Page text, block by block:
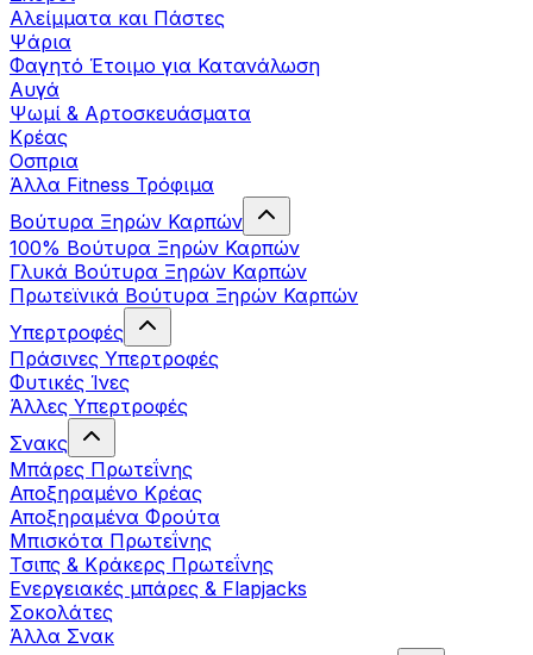
Αλείμματα και Πάστες
Ψάρια
Φαγητό Έτοιμο για Κατανάλωση
Αυγά
Ψωμί & Αρτοσκευάσματα
Κρέας
Οσπρια
Άλλα Fitness Τρόφιμα
Βούτυρα Ξηρών Καρπών
100% Βούτυρα Ξηρών Καρπών
Γλυκά Βούτυρα Ξηρών Καρπών
Πρωτεϊνικά Βούτυρα Ξηρών Καρπών
Υπερτροφές
Πράσινες Υπερτροφές
Φυτικές Ίνες
Άλλες Υπερτροφές
Σνακς
Μπάρες Πρωτεΐνης
Αποξηραμένο Κρέας
Αποξηραμένα Φρούτα
Μπισκότα Πρωτεΐνης
Τσιπς & Kράκερς Πρωτεΐνης
Ενεργειακές μπάρες & Flapjacks
Σοκολάτες
Άλλα Σνακ